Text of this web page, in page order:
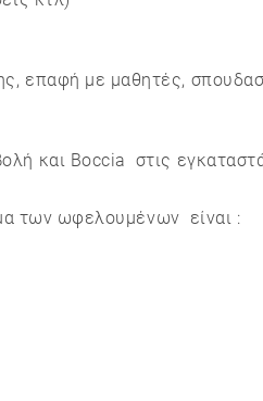
επαφή με μαθητές,
και Boccia στις
των ωφελουμένων είναι :